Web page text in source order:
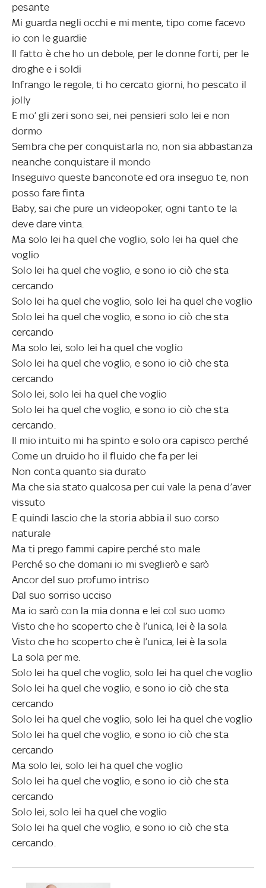
pesante
Mi guarda negli occhi e mi mente, tipo come facevo
io con le guardie
Il fatto è che ho un debole, per le donne forti, per le
droghe e i soldi
Infrango le regole, ti ho cercato giorni, ho pescato il
jolly
E mo’ gli zeri sono sei, nei pensieri solo lei e non
dormo
Sembra che per conquistarla no, non sia abbastanza
neanche conquistare il mondo
Inseguivo queste banconote ed ora inseguo te, non
posso fare finta
Baby, sai che pure un videopoker, ogni tanto te la
deve dare vinta.
Ma solo lei ha quel che voglio, solo lei ha quel che
voglio
Solo lei ha quel che voglio, e sono io ciò che sta
cercando
Solo lei ha quel che voglio, solo lei ha quel che voglio
Solo lei ha quel che voglio, e sono io ciò che sta
cercando
Ma solo lei, solo lei ha quel che voglio
Solo lei ha quel che voglio, e sono io ciò che sta
cercando
Solo lei, solo lei ha quel che voglio
Solo lei ha quel che voglio, e sono io ciò che sta
cercando.
Il mio intuito mi ha spinto e solo ora capisco perché
Come un druido ho il fluido che fa per lei
Non conta quanto sia durato
Ma che sia stato qualcosa per cui vale la pena d’aver
vissuto
E quindi lascio che la storia abbia il suo corso
naturale
Ma ti prego fammi capire perché sto male
Perché so che domani io mi sveglierò e sarò
Ancor del suo profumo intriso
Dal suo sorriso ucciso
Ma io sarò con la mia donna e lei col suo uomo
Visto che ho scoperto che è l’unica, lei è la sola
Visto che ho scoperto che è l’unica, lei è la sola
La sola per me.
Solo lei ha quel che voglio, solo lei ha quel che voglio
Solo lei ha quel che voglio, e sono io ciò che sta
cercando
Solo lei ha quel che voglio, solo lei ha quel che voglio
Solo lei ha quel che voglio, e sono io ciò che sta
cercando
Ma solo lei, solo lei ha quel che voglio
Solo lei ha quel che voglio, e sono io ciò che sta
cercando
Solo lei, solo lei ha quel che voglio
Solo lei ha quel che voglio, e sono io ciò che sta
cercando.